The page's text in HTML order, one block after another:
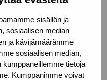
sisällön ja
sosiaalisen median
ja kävijämäärämme
sosiaalisen median,
tietoja
Kumppanimme voivat